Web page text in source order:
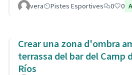
vera Pistes Esportives 0 0
Crear una zona d'ombra
terrassa del bar del Camp
Ríos